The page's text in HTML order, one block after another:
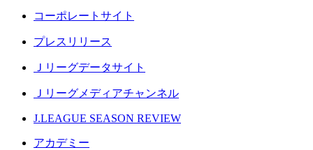
コーポレートサイト
プレスリリース
Ｊリーグデータサイト
Ｊリーグメディアチャンネル
J.LEAGUE SEASON REVIEW
アカデミー